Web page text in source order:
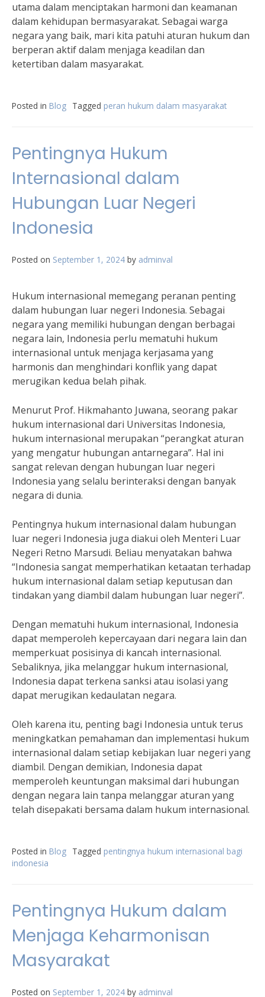
utama dalam menciptakan harmoni dan keamanan
dalam kehidupan bermasyarakat. Sebagai warga
negara yang baik, mari kita patuhi aturan hukum dan
berperan aktif dalam menjaga keadilan dan
ketertiban dalam masyarakat.
Posted in Blog Tagged peran hukum dalam masyarakat
Pentingnya Hukum
Internasional dalam
Hubungan Luar Negeri
Indonesia
Posted on September 1, 2024 by adminval
Hukum internasional memegang peranan penting
dalam hubungan luar negeri Indonesia. Sebagai
negara yang memiliki hubungan dengan berbagai
negara lain, Indonesia perlu mematuhi hukum
internasional untuk menjaga kerjasama yang
harmonis dan menghindari konflik yang dapat
merugikan kedua belah pihak.
Menurut Prof. Hikmahanto Juwana, seorang pakar
hukum internasional dari Universitas Indonesia,
hukum internasional merupakan “perangkat aturan
yang mengatur hubungan antarnegara”. Hal ini
sangat relevan dengan hubungan luar negeri
Indonesia yang selalu berinteraksi dengan banyak
negara di dunia.
Pentingnya hukum internasional dalam hubungan
luar negeri Indonesia juga diakui oleh Menteri Luar
Negeri Retno Marsudi. Beliau menyatakan bahwa
“Indonesia sangat memperhatikan ketaatan terhadap
hukum internasional dalam setiap keputusan dan
tindakan yang diambil dalam hubungan luar negeri”.
Dengan mematuhi hukum internasional, Indonesia
dapat memperoleh kepercayaan dari negara lain dan
memperkuat posisinya di kancah internasional.
Sebaliknya, jika melanggar hukum internasional,
Indonesia dapat terkena sanksi atau isolasi yang
dapat merugikan kedaulatan negara.
Oleh karena itu, penting bagi Indonesia untuk terus
meningkatkan pemahaman dan implementasi hukum
internasional dalam setiap kebijakan luar negeri yang
diambil. Dengan demikian, Indonesia dapat
memperoleh keuntungan maksimal dari hubungan
dengan negara lain tanpa melanggar aturan yang
telah disepakati bersama dalam hukum internasional.
Posted in Blog Tagged pentingnya hukum internasional bagi
indonesia
Pentingnya Hukum dalam
Menjaga Keharmonisan
Masyarakat
Posted on September 1, 2024 by adminval